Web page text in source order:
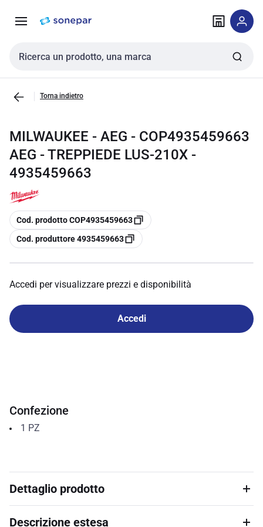
navigazione alla
Cerca input
Torna indietro
MILWAUKEE - AEG - COP4935459663
AEG - TREPPIEDE LUS-210X -
4935459663
copia
Cod. prodotto COP4935459663
copia
Cod. produttore 4935459663
Accedi per visualizzare prezzi e disponibilità
Accedi
Confezione
1 PZ
Dettaglio prodotto
Descrizione estesa